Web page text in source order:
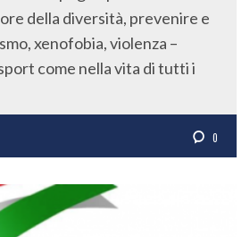
della diversità, prevenire e
xenofobia, violenza –
come nella vita di tutti i
0